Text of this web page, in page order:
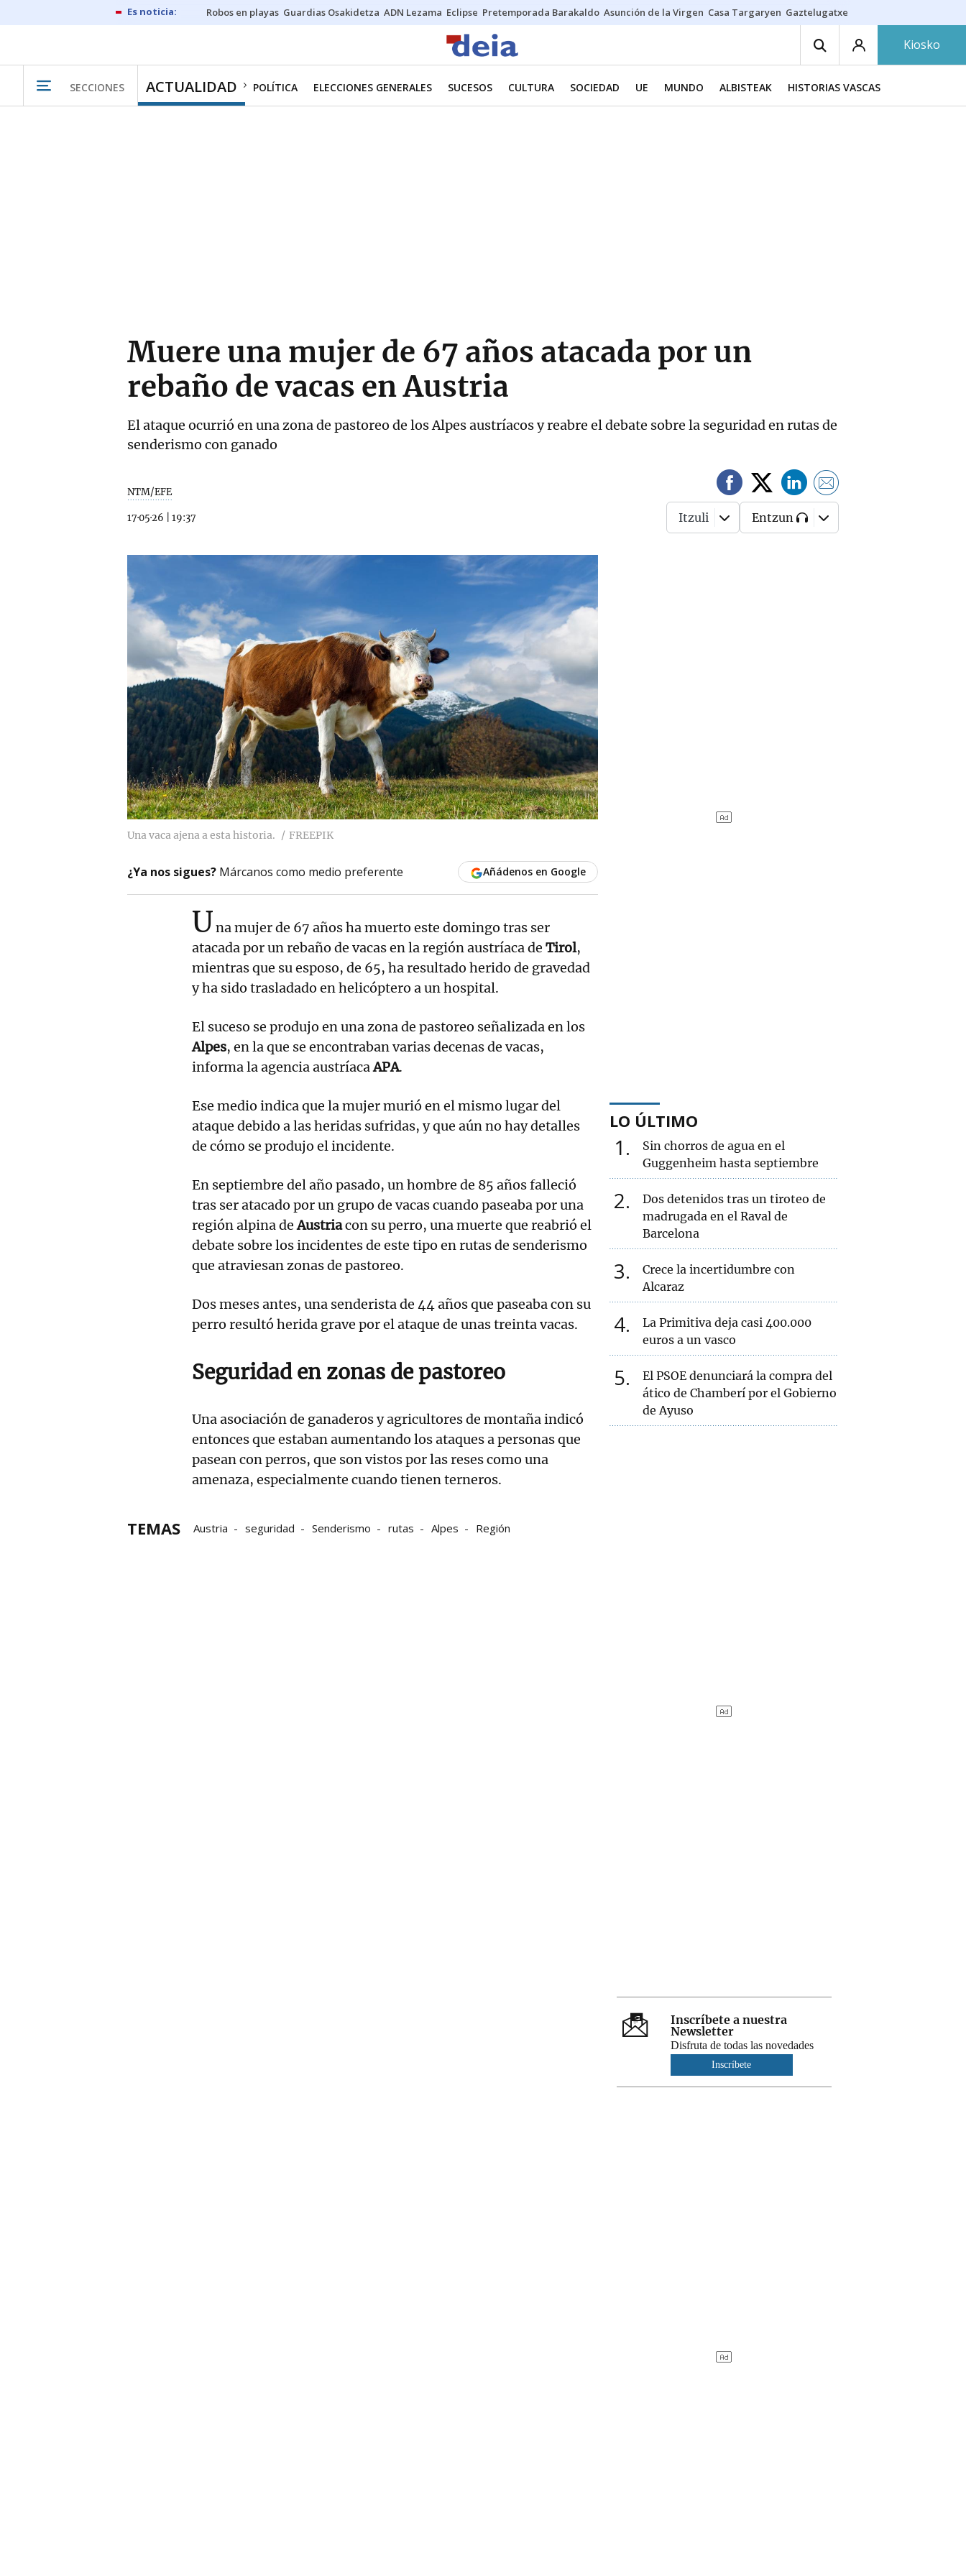
Robos en playas Guardias Osakidetza ADN Lezama Eclipse Pretemporada Barakaldo Asunción de la Virgen Casa Targaryen Gaztelugatxe
Kiosko
SECCIONES ACTUALIDAD POLÍTICA ELECCIONES GENERALES SUCESOS CULTURA SOCIEDAD UE MUNDO ALBISTEAK HISTORIAS VASCAS
Muere una mujer de 67 años atacada por un
rebaño de vacas en Austria
El ataque ocurrió en una zona de pastoreo de los Alpes austríacos y reabre el debate sobre la seguridad en rutas de
senderismo con ganado
NTM/EFE
17·05·26 19:37 Itzuli Entzun
Una vaca ajena a esta historia. FREEPIK
¿Ya nos sigues? Márcanos como medio preferente Añádenos en Google
Una mujer de 67 años ha muerto este domingo tras ser
atacada por un rebaño de vacas en la región austríaca de Tirol,
mientras que su esposo, de 65, ha resultado herido de gravedad
y ha sido trasladado en helicóptero a un hospital.
El suceso se produjo en una zona de pastoreo señalizada en los
Alpes, en la que se encontraban varias decenas de vacas,
informa la agencia austríacaAPA.
Ese medio indica que la mujer murió en el mismo lugar del
ataque debido a las heridas sufridas, y que aún no hay detalles
de cómo se produjo el incidente.
En septiembre del año pasado, un hombre de 85 años falleció
tras ser atacado por un grupo de vacas cuando paseaba por una
región alpina deAustriacon su perro, una muerte que reabrió el
debate sobre los incidentes de este tipo en rutas de senderismo
que atraviesan zonas de pastoreo.
Dos meses antes, una senderista de 44 años que paseaba con su
perro resultó herida grave por el ataque de unas treinta vacas.
Seguridad en zonas de pastoreo
Una asociación de ganaderos y agricultores de montaña indicó
entonces que estaban aumentando los ataques a personas que
pasean con perros, que son vistos por las reses como una
amenaza, especialmente cuando tienen terneros.
TEMAS Austria seguridad Senderismo rutas Alpes Región
LO ÚLTIMO
1
Sin chorros de agua en el
Guggenheim hasta septiembre
2
Dos detenidos tras un tiroteo de
madrugada en el Raval de
Barcelona
3
Crece la incertidumbre con
Alcaraz
4
La Primitiva deja casi 400.000
euros a un vasco
5
El PSOE denunciará la compra del
ático de Chamberí por el Gobierno
de Ayuso
Inscríbete a nuestra
Newsletter
Disfruta de todas las novedades
Inscríbete